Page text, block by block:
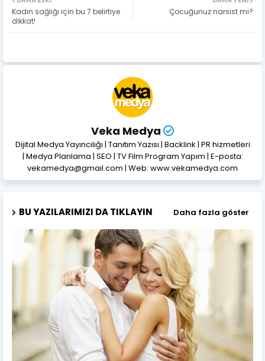
Çocuğunuz narsist mi?
Kadın sağlığı için bu 7 belirtiye
dikkat!
Veka Medya
Dijital Medya Yayıncılığı | Tanıtım Yazısı | Backlink | PR hizmetleri
| Medya Planlama | SEO | TV Film Program Yapım | E-posta:
vekamedya@gmail.com | Web: www.vekamedya.com
BU YAZILARIMIZI DA TIKLAYIN Daha fazla göster